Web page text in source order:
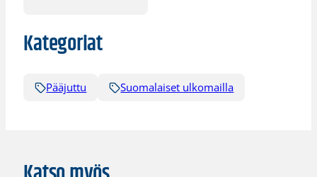
Kategoriat
Pääjuttu Suomalaiset ulkomailla